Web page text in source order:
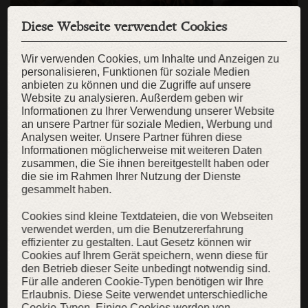
Wikinger Gewänder und Accessoires
6. Spaß. Ein mittelalterliches Fest, Musik und Tanzen und
frische Speisen machen die Feier zum Erfolg! Lassen Sie jeden
neuen Gast als Herzöge und Grafen durch den königlichen
Herold berechtigen und dann in die Atmosphäre des Mittelalters
stürzen. Bei der Karnevalshochzeit werden Ihre Eingeladenen
von Anfang an amüsiert, bis die komplette Erschöpfung mit
Freude, Theateraufführungen, Ritterturnier, Wahrsagerei, Shows
von Zauberern, Jongleuren und Jestern, leuchtenden Farben
und Lachen. Der Bräutigam-Prinz geht durch eine Reihe von
fantastischen Äußerungen, um seine Prinzessin zu finden und
zu entlassen. Natürlich endet alles gut, wie es immer in
Abendessen krönt die Party und bringt Sie an die Spitze der
gastronomischen Zufriedenheit.
Diese Webseite verwendet Cookies
Wir verwenden Cookies, um Inhalte und Anzeigen zu
personalisieren, Funktionen für soziale Medien
anbieten zu können und die Zugriffe auf unsere
Website zu analysieren. Außerdem geben wir
Informationen zu Ihrer Verwendung unserer Website
an unsere Partner für soziale Medien, Werbung und
Analysen weiter. Unsere Partner führen diese
Informationen möglicherweise mit weiteren Daten
zusammen, die Sie ihnen bereitgestellt haben oder
die sie im Rahmen Ihrer Nutzung der Dienste
gesammelt haben.
Cookies sind kleine Textdateien, die von Webseiten
verwendet werden, um die Benutzererfahrung
effizienter zu gestalten. Laut Gesetz können wir
Cookies auf Ihrem Gerät speichern, wenn diese für
den Betrieb dieser Seite unbedingt notwendig sind.
Für alle anderen Cookie-Typen benötigen wir Ihre
Erlaubnis. Diese Seite verwendet unterschiedliche